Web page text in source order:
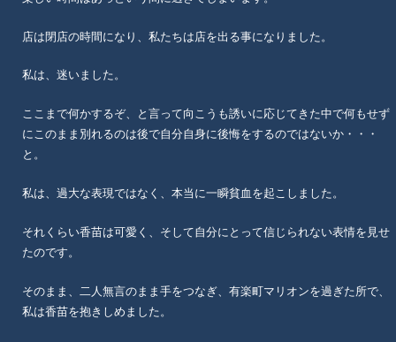
店は閉店の時間になり、私たちは店を出る事になりました。
私は、迷いました。
ここまで何かするぞ、と言って向こうも誘いに応じてきた中で何もせず
にこのまま別れるのは後で自分自身に後悔をするのではないか・・・
と。
私は、過大な表現ではなく、本当に一瞬貧血を起こしました。
それくらい香苗は可愛く、そして自分にとって信じられない表情を見せ
たのです。
そのまま、二人無言のまま手をつなぎ、有楽町マリオンを過ぎた所で、
私は香苗を抱きしめました。